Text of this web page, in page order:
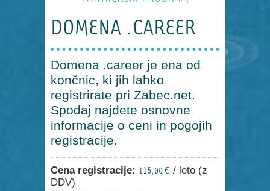
DOMENA .CAREER
Domena .career je ena od
končnic, ki jih lahko
registrirate pri Zabec.net.
Spodaj najdete osnovne
informacije o ceni in pogojih
registracije.
Cena registracije: 115,00 € / leto (z
DDV)